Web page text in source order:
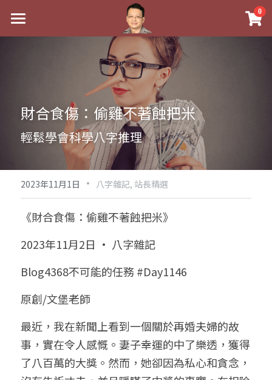
0
最新消息
祖傳命理
手工印鑑
課程介紹
五行八字學
後天派陽宅
黃金會員專區
八字雜記
心靈成長
人氣最高
站長精選
臉書生活
好書推廌
試閱專區
Podcast聽書
團隊訓練營
八字視頻
陽宅視頻
線上直播
自我挑戰
線上學苑
八字初階班1
八字初階班2
八字進階班
八字中階班
八字高階班
命理商城
八字完整班
《十神高階實戰錄》完整典藏版
科學八字推理PDF
八字批命
我的著作
科學八字推理1
科學八字推理2
科學八字推理3
與我預約
批命預約
上課預約
登錄/註冊
搜索
財合食傷：偷雞不著蝕把米
輕鬆學會科學八字推理
2023年11月1日 · 八字雜記, 站長精選
《財合食傷：偷雞不著蝕把米》
2023年11月2日 · 八字雜記
Blog4368不可能的任務 #Day1146
原創/文堡老師
最近，我在新聞上看到一個關於再婚夫婦的故
事，實在令人感慨。妻子幸運的中了樂透，獲得
了八百萬的大獎。然而，她卻因為私心和貪念，
×
商品分類
八字線上完整班
科學八字推理PDF
《十神高階實戰錄》完整典藏版
1美元超值PDF